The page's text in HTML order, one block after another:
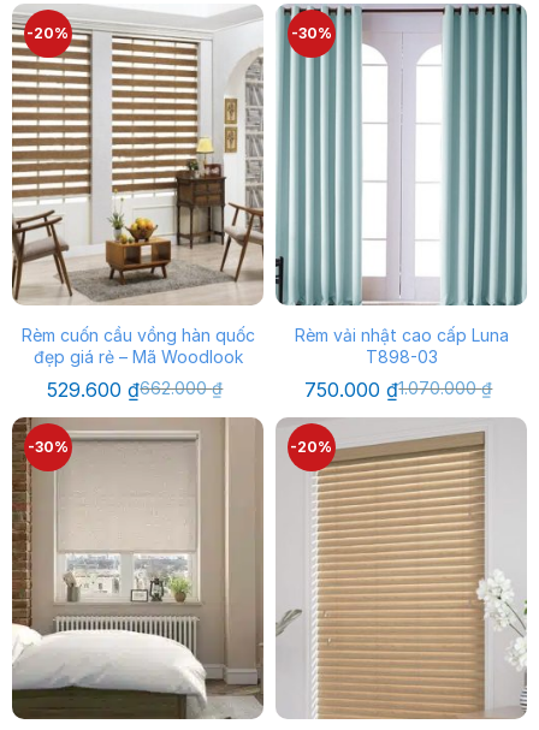
là:
1.150.000 ₫.
tại
là:
920.000 ₫.
là:
380.000 ₫.
tại
là:
266.000 ₫.
-20%
Rèm cuốn cầu vồng hàn quốc
đẹp giá rẻ – Mã Woodlook
662.000₫
Giá
gốc
là:
662.000 ₫.
529.600₫Giá
hiện
tại
là:
-30%
Rèm vải nhật cao cấp Luna
T898-03
1.070.000₫
Giá
1.070.000 ₫.
750.000₫Giá
là:
750.000 ₫.
-30% -20%